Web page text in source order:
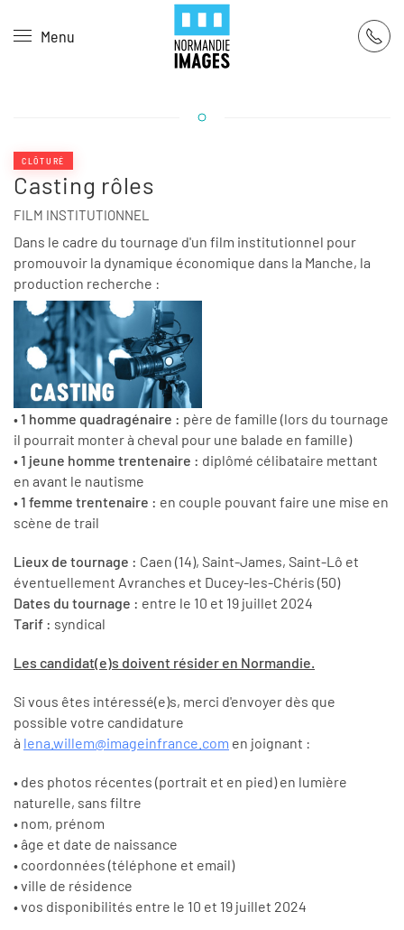
Skip to main content
Menu
CLÔTURÉ
Casting rôles
FILM INSTITUTIONNEL
Dans le cadre du tournage d'un film institutionnel pour
promouvoir la dynamique économique dans la Manche, la
production recherche :
•1 homme quadragénaire : père de famille (lors du tournage
il pourrait monter à cheval pour une balade en famille)
•1 jeune homme trentenaire : diplômé célibataire mettant
en avant le nautisme
•1 femme trentenaire : en couple pouvant faire une mise en
scène de trail
Lieux de tournage : Caen (14), Saint-James, Saint-Lô et
éventuellement Avranches et Ducey-les-Chéris (50)
Dates du tournage : entre le 10 et 19 juillet 2024
Tarif : syndical
Les candidat(e)s doivent résider en Normandie.
Si vous êtes intéressé(e)s, merci d'envoyer dès que
possible votre candidature
à lena.willem@imageinfrance.com en joignant :
• des photos récentes (portrait et en pied) en lumière
naturelle, sans filtre
• nom, prénom
• âge et date de naissance
• coordonnées (téléphone et email)
• ville de résidence
• vos disponibilités entre le 10 et 19 juillet 2024
Panneau de gestion des cookies